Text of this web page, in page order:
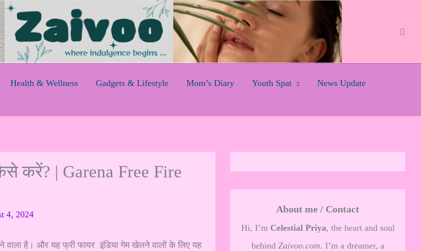
Health & Wellness Gadgets & Lifestyle Mom’s Diary Youth Spat
News Update
करें? | Garena Free Fire
4, 2024
वाला है। और यह फ्री फायर इंडिया गेम खेलने वालों के लिए यह
About me / Contact
Hi, I’m Celestial Priya, the heart and soul
behind Zaivoo.com. I’m a dreamer, a